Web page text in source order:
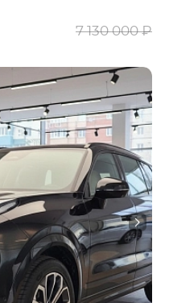
7 130 000 ₽